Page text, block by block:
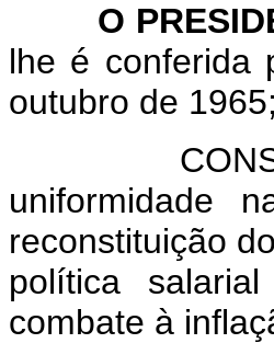
O
lhe é conferida
outubro de
uniformidade
reconstituição
política
combate à